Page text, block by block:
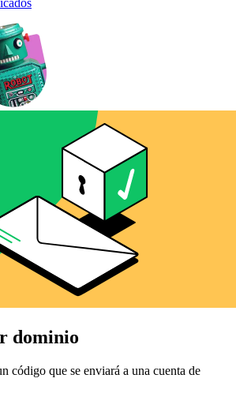
dominio
código que se enviará a una cuenta de